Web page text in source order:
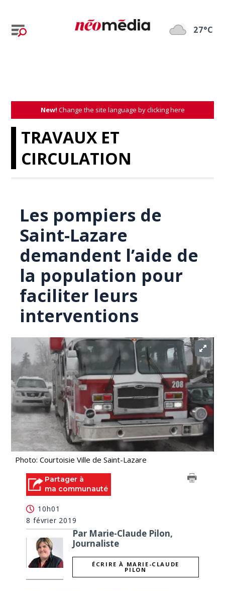
27°C
New! Change the site language by clicking here
TRAVAUX ET
CIRCULATION
Les pompiers de
Saint-Lazare
demandent l’aide de
la population pour
faciliter leurs
interventions
Photo: Courtoisie Ville de Saint-Lazare
Partager à
ma communauté
10h01
8 février 2019
Par Marie-Claude Pilon,
Journaliste
ÉCRIRE À MARIE-CLAUDE
PILON